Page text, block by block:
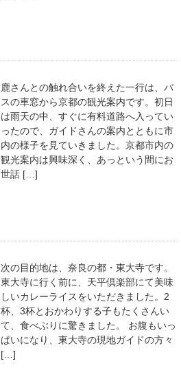
鹿さんとの触れ合いを終えた一行は、バ
スの車窓から京都の観光案内です。初日
は雨天の中、すぐに有料道路へ入ってい
ったので、ガイドさんの案内とともに市
内の様子を見ていきました。京都市内の
観光案内は興味深く、あっという間にお
世話 […]
次の目的地は、奈良の都・東大寺です。
東大寺に行く前に、天平倶楽部にて美味
しいカレーライスをいただきました。2
杯、3杯とおかわりする子もたくさんい
て、食べぶりに驚きました。 お腹もいっ
ぱいになり、東大寺の現地ガイドの方々
[…]